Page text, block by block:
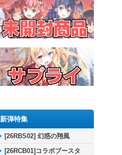
新弾特集
[26RBS02] 幻惑の翔風
[26RCB01]コラボブースタ